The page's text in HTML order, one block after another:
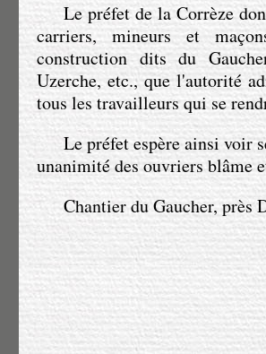
Le préfet de la Corrèze
carriers, mineurs et
construction dits du
Uzerche, etc., que l'autorité
tous les travailleurs qui se
Le préfet espère ainsi voir
unanimité des ouvriers blâme
Chantier du Gaucher, près